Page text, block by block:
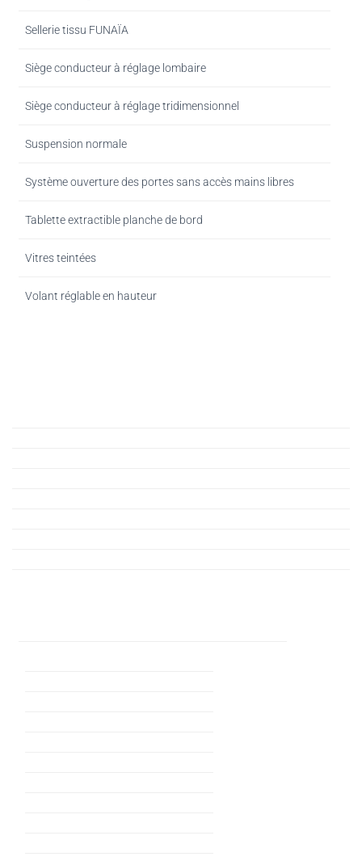
Sellerie tissu FUNAÏA
Siège conducteur à réglage lombaire
Siège conducteur à réglage tridimensionnel
Suspension normale
Système ouverture des portes sans accès mains libres
Tablette extractible planche de bord
Vitres teintées
Volant réglable en hauteur